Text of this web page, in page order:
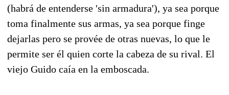
(habrá de entenderse 'sin armadura'), ya sea porque
toma finalmente sus armas, ya sea porque finge
dejarlas pero se provée de otras nuevas, lo que le
permite ser él quien corte la cabeza de su rival. El
viejo Guido caía en la emboscada.